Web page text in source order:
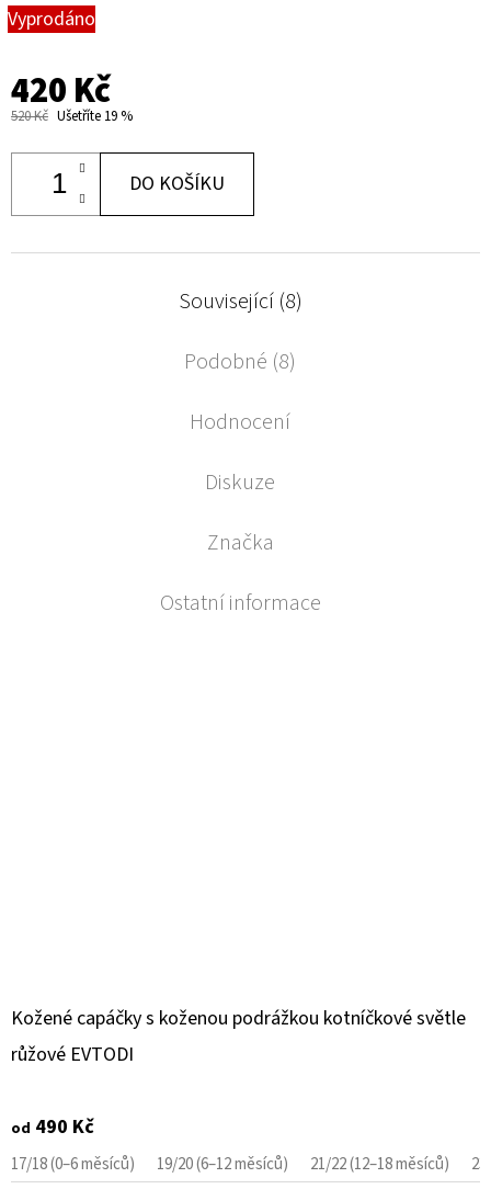
Vyprodáno
420 Kč
520 Kč Ušetříte 19 %
DO KOŠÍKU
Související (8)
Podobné (8)
Hodnocení
Diskuze
Značka
Ostatní informace
Kožené capáčky s koženou podrážkou kotníčkové světle
růžové EVTODI
od 490 Kč
17/18 (0–6 měsíců) 19/20 (6–12 měsíců) 21/22 (12–18 měsíců)